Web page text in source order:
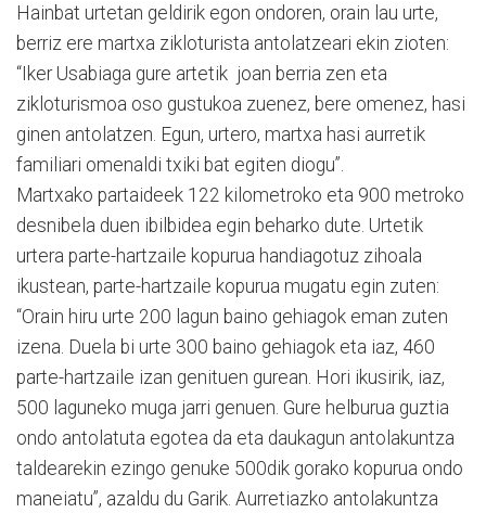
Hainbat urtetan geldirik egon ondoren, orain lau urte,
berriz ere martxa zikloturista antolatzeari ekin zioten:
“Iker Usabiaga gure artetik joan berria zen eta
zikloturismoa oso gustukoa zuenez, bere omenez, hasi
ginen antolatzen. Egun, urtero, martxa hasi aurretik
familiari omenaldi txiki bat egiten diogu”.
Martxako partaideek 122 kilometroko eta 900 metroko
desnibela duen ibilbidea egin beharko dute. Urtetik
urtera parte-hartzaile kopurua handiagotuz zihoala
ikustean, parte-hartzaile kopurua mugatu egin zuten:
“Orain hiru urte 200 lagun baino gehiagok eman zuten
izena. Duela bi urte 300 baino gehiagok eta iaz, 460
parte-hartzaile izan genituen gurean. Hori ikusirik, iaz,
500 laguneko muga jarri genuen. Gure helburua guztia
ondo antolatuta egotea da eta daukagun antolakuntza
taldearekin ezingo genuke 500dik gorako kopurua ondo
maneiatu”, azaldu du Garik. Aurretiazko antolakuntza